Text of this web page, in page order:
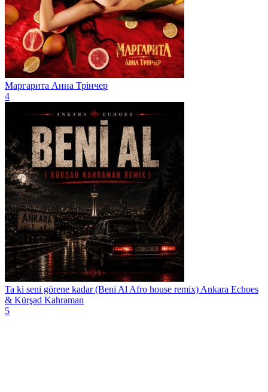
Маргарита Анна Трінчер
4
Ta ki seni görene kadar (Beni Al Afro house remix) Ankara Echoes
& Kürşad Kahraman
5